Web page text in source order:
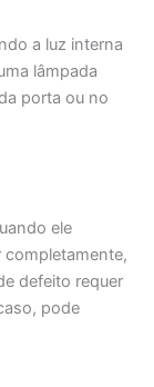
a luz interna
lâmpada
porta ou no
ele
completamente,
defeito requer
pode